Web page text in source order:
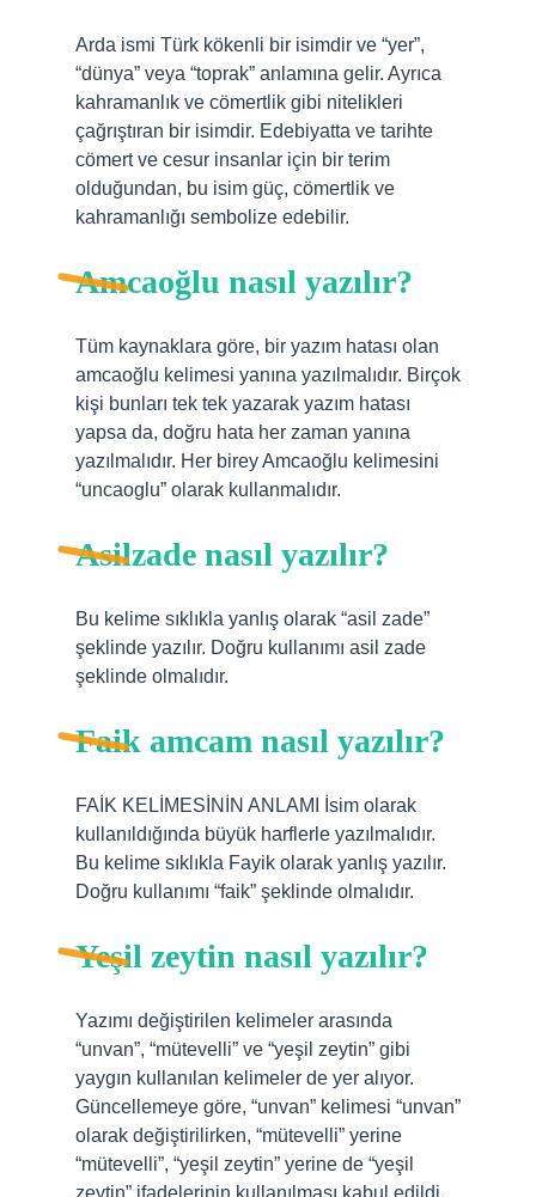
Arda ismi Türk kökenli bir isimdir ve “yer”,
“dünya” veya “toprak” anlamına gelir. Ayrıca
kahramanlık ve cömertlik gibi nitelikleri
çağrıştıran bir isimdir. Edebiyatta ve tarihte
cömert ve cesur insanlar için bir terim
olduğundan, bu isim güç, cömertlik ve
kahramanlığı sembolize edebilir.
Amcaoğlu nasıl yazılır?
Tüm kaynaklara göre, bir yazım hatası olan
amcaoğlu kelimesi yanına yazılmalıdır. Birçok
kişi bunları tek tek yazarak yazım hatası
yapsa da, doğru hata her zaman yanına
yazılmalıdır. Her birey Amcaoğlu kelimesini
“uncaoglu” olarak kullanmalıdır.
Asilzade nasıl yazılır?
Bu kelime sıklıkla yanlış olarak “asil zade”
şeklinde yazılır. Doğru kullanımı asil zade
şeklinde olmalıdır.
Faik amcam nasıl yazılır?
FAİK KELİMESİNİN ANLAMI İsim olarak
kullanıldığında büyük harflerle yazılmalıdır.
Bu kelime sıklıkla Fayik olarak yanlış yazılır.
Doğru kullanımı “faik” şeklinde olmalıdır.
Yeşil zeytin nasıl yazılır?
Yazımı değiştirilen kelimeler arasında
“unvan”, “mütevelli” ve “yeşil zeytin” gibi
yaygın kullanılan kelimeler de yer alıyor.
Güncellemeye göre, “unvan” kelimesi “unvan”
olarak değiştirilirken, “mütevelli” yerine
“mütevelli”, “yeşil zeytin” yerine de “yeşil
zeytin” ifadelerinin kullanılması kabul edildi.